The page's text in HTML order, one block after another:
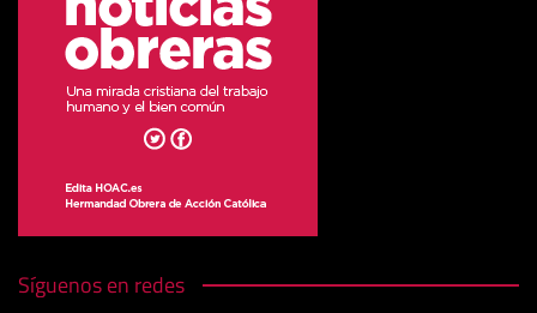
Síguenos en redes